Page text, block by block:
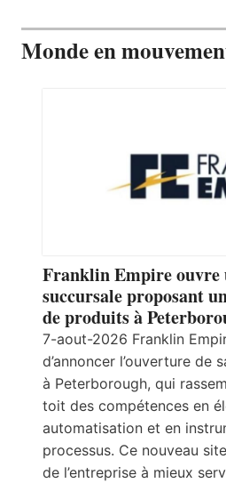
Monde en
Franklin Empire ouvre
succursale proposant
de produits à
7-aout-2026 Franklin
d’annoncer l’ouverture de
à Peterborough, qui
toit des compétences en
automatisation et en
processus. Ce nouveau
de l’entreprise à mieux